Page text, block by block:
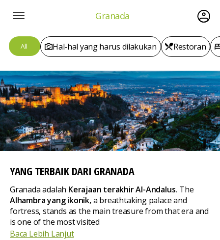
Granada
All Hal-hal yang harus dilakukan Restoran
YANG TERBAIK DARI GRANADA
Granada adalah Kerajaan terakhir Al-Andalus. The
Alhambra yang ikonik,a breathtaking palace and
fortress, stands as the main treasure from that era and
is one of the most visited
Baca Lebih Lanjut